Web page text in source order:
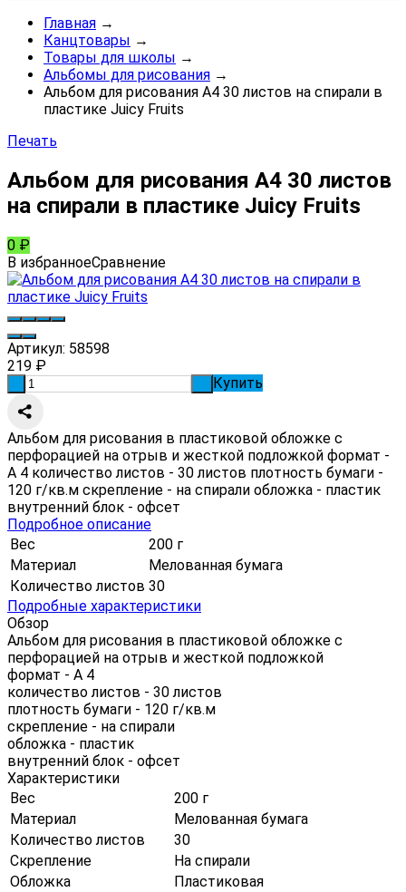
Главная →
Канцтовары →
Товары для школы →
Альбомы для рисования →
Альбом для рисования А4 30 листов на спирали в
пластике Juicy Fruits
Печать
Альбом для рисования А4 30 листов
на спирали в пластике Juicy Fruits
0 ₽
В избранноеСравнение
Артикул: 58598
219 ₽
Купить
Альбом для рисования в пластиковой обложке с
перфорацией на отрыв и жесткой подложкой формат -
А 4 количество листов - 30 листов плотность бумаги -
120 г/кв.м скрепление - на спирали обложка - пластик
внутренний блок - офсет
Подробное описание
Вес
200 г
Материал
Мелованная бумага
Количество листов 30
Подробные характеристики
Обзор
Альбом для рисования в пластиковой обложке с
перфорацией на отрыв и жесткой подложкой
формат - А 4
количество листов - 30 листов
плотность бумаги - 120 г/кв.м
скрепление - на спирали
обложка - пластик
внутренний блок - офсет
Характеристики
Вес
200 г
Материал
Мелованная бумага
Количество листов
30
Скрепление
На спирали
Обложка
Пластиковая